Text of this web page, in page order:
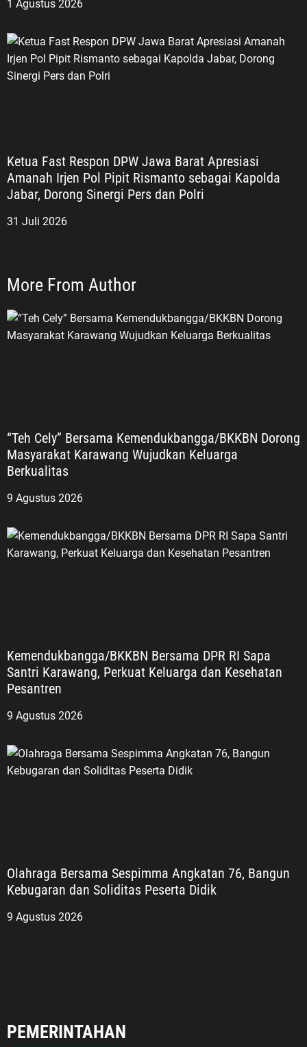
1 Agustus 2026
Ketua Fast Respon DPW Jawa Barat Apresiasi
Amanah Irjen Pol Pipit Rismanto sebagai Kapolda
Jabar, Dorong Sinergi Pers dan Polri
31 Juli 2026
More From Author
“Teh Cely” Bersama Kemendukbangga/BKKBN Dorong
Masyarakat Karawang Wujudkan Keluarga
Berkualitas
9 Agustus 2026
Kemendukbangga/BKKBN Bersama DPR RI Sapa
Santri Karawang, Perkuat Keluarga dan Kesehatan
Pesantren
9 Agustus 2026
Olahraga Bersama Sespimma Angkatan 76, Bangun
Kebugaran dan Soliditas Peserta Didik
9 Agustus 2026
PEMERINTAHAN